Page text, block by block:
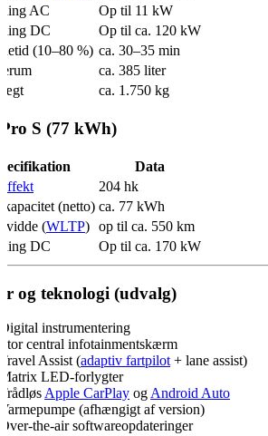
AC
Op til 11 kW
DC
Op til ca. 120 kW
(10–80 %) ca. 30–35 min
ca. 385 liter
ca. 1.750 kg
S (77 kWh)
Data
204 hk
(netto) ca. 77 kWh
(WLTP) op til ca. 550 km
DC
Op til ca. 170 kW
og teknologi (udvalg)
Digital instrumentering
Stor central infotainmentskærm
Travel Assist (adaptiv fartpilot + lane assist)
Matrix LED-forlygter
Trådløs Apple CarPlay og Android Auto
Varmepumpe (afhængigt af version)
Over-the-air softwareopdateringer